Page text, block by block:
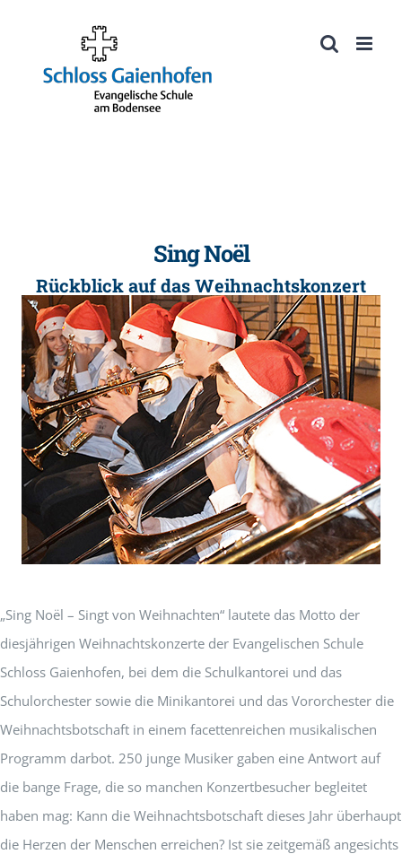
Werkzeugleiste öffnen
springen
Sing Noël
Rückblick auf das Weihnachtskonzert
„Sing Noël – Singt von Weihnachten“ lautete das Motto der
diesjährigen Weihnachtskonzerte der Evangelischen Schule
Schloss Gaienhofen, bei dem die Schulkantorei und das
Schulorchester sowie die Minikantorei und das Vororchester die
Weihnachtsbotschaft in einem facettenreichen musikalischen
Programm darbot. 250 junge Musiker gaben eine Antwort auf
die bange Frage, die so manchen Konzertbesucher begleitet
haben mag: Kann die Weihnachtsbotschaft dieses Jahr überhaupt
die Herzen der Menschen erreichen? Ist sie zeitgemäß angesichts